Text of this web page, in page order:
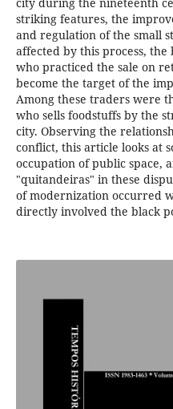
striking features, the
and regulation of the small
affected by this process,
who practiced the sale on
become the target of the
Among these traders were
who sells foodstuffs by the
city. Observing the
conflict, this article looks at
occupation of public space,
"quitandeiras" in these
of modernization occurred
directly involved the black